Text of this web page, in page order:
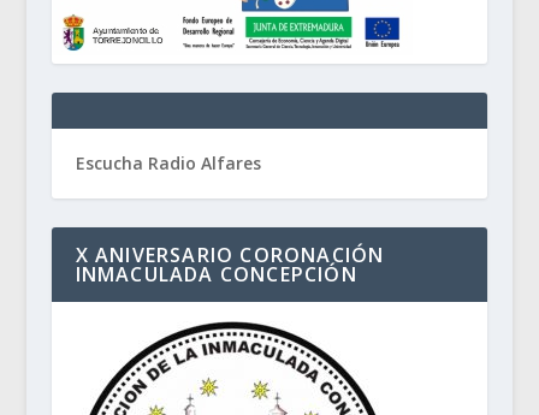
Escucha Radio Alfares
X ANIVERSARIO CORONACIÓN
INMACULADA CONCEPCIÓN